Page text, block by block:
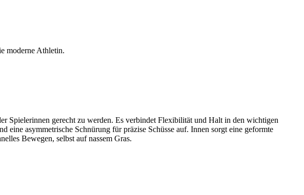
moderne Athletin.
Spielerinnen gerecht zu werden. Es verbindet Flexibilität und Halt in den wichtigen
asymmetrische Schnürung für präzise Schüsse auf. Innen sorgt eine geformte
Bewegen, selbst auf nassem Gras.